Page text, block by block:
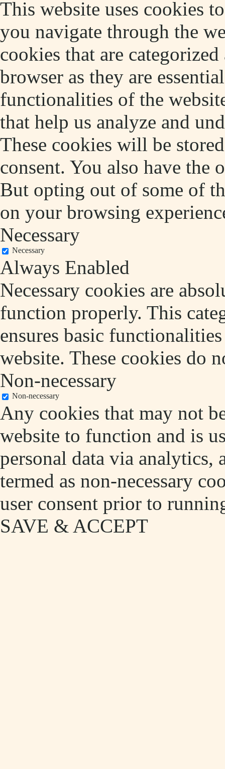
This website uses cookies
you navigate through the
cookies that are
browser as they are
functionalities of the
that help us analyze and
These cookies will be
consent. You also have the
But opting out of some of
on your browsing
Necessary
Necessary
Always Enabled
Necessary cookies are
function properly. This
ensures basic
website. These cookies do
Non-necessary
Non-necessary
Any cookies that may not
website to function and is
personal data via analytics,
termed as non-necessary
user consent prior to
SAVE & ACCEPT